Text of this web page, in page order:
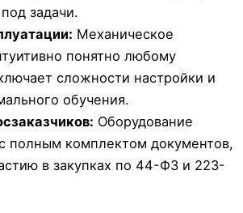
задачи.
Механическое
понятно любому
сложности настройки и
обучения.
Оборудование
полным комплектом документов,
в закупках по 44-ФЗ и 223-